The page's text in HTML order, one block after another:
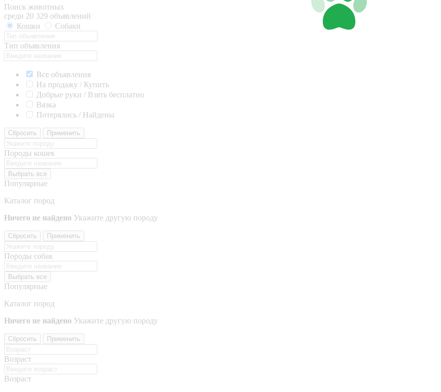
Поиск животных
среди 20 329 объявлений
Кошки
Собаки
Тип объявления
Все объявления
На продажу / Купить
Добрые руки / Взять бесплатно
Вязка
Потерялись / Найдены
Сбросить Применить
Породы кошек
Выбрать все
Популярные
Каталог пород
Ничего не найдено Укажите другую породу
Сбросить Применить
Породы собак
Выбрать все
Популярные
Каталог пород
Ничего не найдено Укажите другую породу
Сбросить Применить
Возраст
Возраст